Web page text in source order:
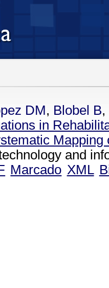
DM, Blobel B,
in
Mapping
and
Marcado XML